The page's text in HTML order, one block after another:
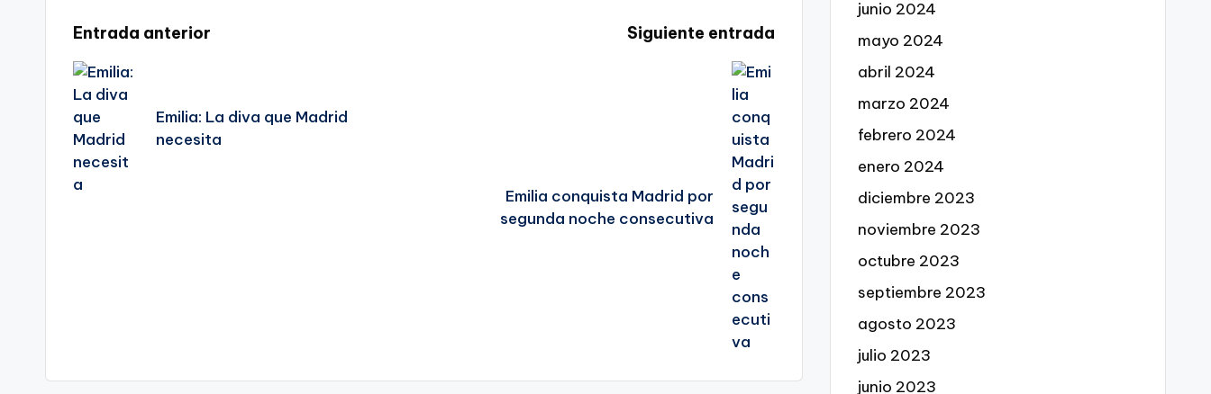
Navegación
de
entradas
Entrada anterior
Emilia: La diva que Madrid
necesita
Siguiente entrada
Emilia conquista Madrid por
segunda noche consecutiva
junio 2024
mayo 2024
abril 2024
marzo 2024
febrero 2024
enero 2024
diciembre 2023
noviembre 2023
octubre 2023
septiembre 2023
agosto 2023
julio 2023
junio 2023